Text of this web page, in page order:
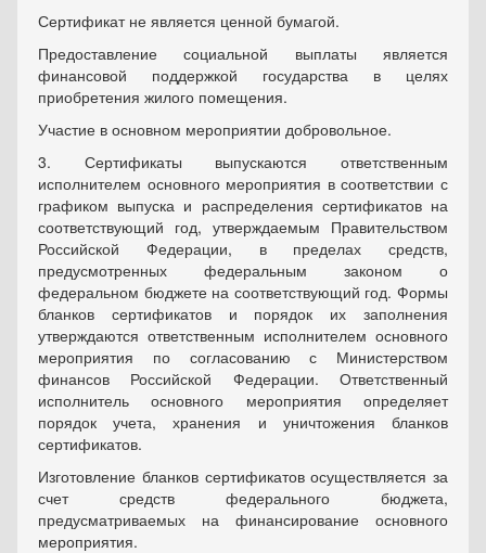
Сертификат не является ценной бумагой.
Предоставление социальной выплаты является
финансовой поддержкой государства в целях
приобретения жилого помещения.
Участие в основном мероприятии добровольное.
3. Сертификаты выпускаются ответственным
исполнителем основного мероприятия в соответствии с
графиком выпуска и распределения сертификатов на
соответствующий год, утверждаемым Правительством
Российской Федерации, в пределах средств,
предусмотренных федеральным законом о
федеральном бюджете на соответствующий год. Формы
бланков сертификатов и порядок их заполнения
утверждаются ответственным исполнителем основного
мероприятия по согласованию с Министерством
финансов Российской Федерации. Ответственный
исполнитель основного мероприятия определяет
порядок учета, хранения и уничтожения бланков
сертификатов.
Изготовление бланков сертификатов осуществляется за
счет средств федерального бюджета,
предусматриваемых на финансирование основного
мероприятия.